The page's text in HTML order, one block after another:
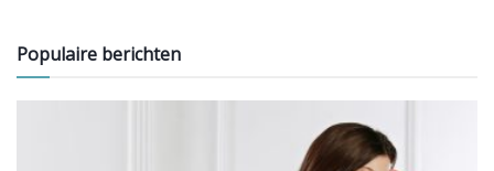
Populaire berichten